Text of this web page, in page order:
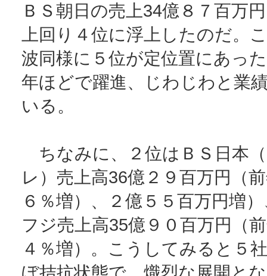
ＢＳ朝日の売上34億８７百万
上回り４位に浮上したのだ。
波同様に５位が定位置にあっ
年ほどで躍進、じわじわと業
いる。
ちなみに、２位はＢＳ日本
レ）売上高36億２９百万円（
６％増）、２億５５百万円増
フジ売上高35億９０百万円（
４％増）。こうしてみると５